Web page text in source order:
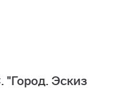
"Город. Эскиз